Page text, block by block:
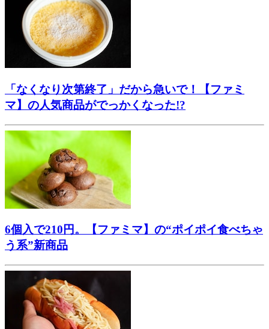
「なくなり次第終了」だから急いで！【ファミ
マ】の人気商品がでっかくなった!?
6個入で210円。【ファミマ】の“ポイポイ食べちゃ
う系”新商品